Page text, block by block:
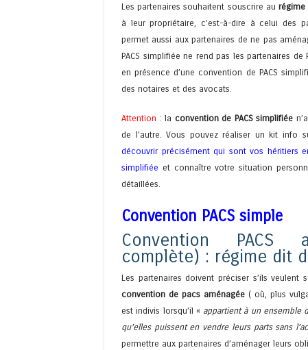
Les partenaires souhaitent souscrire aurégime
à leur propriétaire, c’est-à-dire à celui des
permet aussi aux partenaires de ne pas
PACS simplifiée ne rend pas les partenaires
en présence d’une convention de PACS
des notaires et des avocats.
Attention : la convention de PACS simplifiée
de l’autre. Vous pouvez réaliser un kit info
découvrir précisément qui sont vos héritiers
simplifiée et connaître votre situation
détaillées.
Convention PACS simple
Convention PACS
complète) : régime dit
Les partenaires doivent préciser s’ils
convention de pacs aménagée ( où, plus
est indivis lorsqu’il « appartient à un ensemble
qu’elles puissent en vendre leurs parts sans
permettre aux partenaires d’aménager leurs